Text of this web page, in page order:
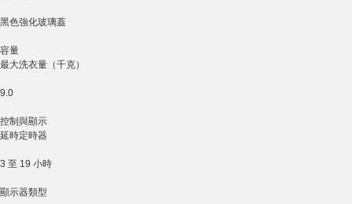
黑色強化玻璃蓋
容量
最大洗衣量（千克）
9.0
控制與顯示
延時定時器
3 至 19 小時
顯示器類型